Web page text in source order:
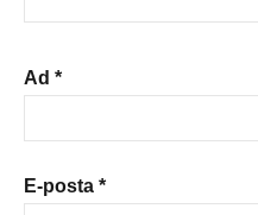
Ad *
E-posta *